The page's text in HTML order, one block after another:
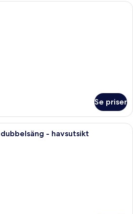
Juniorsvit - havsutsikt | Skrivbord,
Se priser
Ett rymligt vardagsrum med en
- havsutsikt